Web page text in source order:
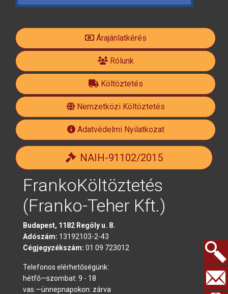
fa-
facebook-
official
Árajánlatkérés
Rólunk
Költöztetés
Nemzetközi Költöztetés
Adatvédelmi Nyilatkozat
NAIH-91102/2015
FrankoKöltöztetés
(Franko-Teher Kft.)
Budapest, 1182 Regöly u. 8.
Adószám: 13192103-2-43
Cégjegyzékszám: 01 09 723012
Telefonos elérhetőségünk:
hétfő—szombat: 9 - 18
vas.—ünnepnapokon: zárva